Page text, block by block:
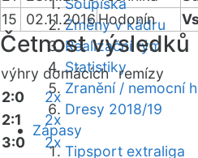
Soupiska
Změny v kádru
Realizační tým
Statistiky
Zranění / nemocní
Dresy 2018/19
Zápasy
Tipsport extraliga
15
02.11.2016Hodonín
Četnost výsledků
výhry domácíchremízy
2:0
2x
2:1
2x
3:0
2x